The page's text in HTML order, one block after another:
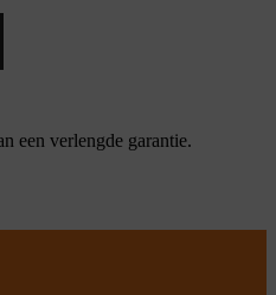
een verlengde garantie.